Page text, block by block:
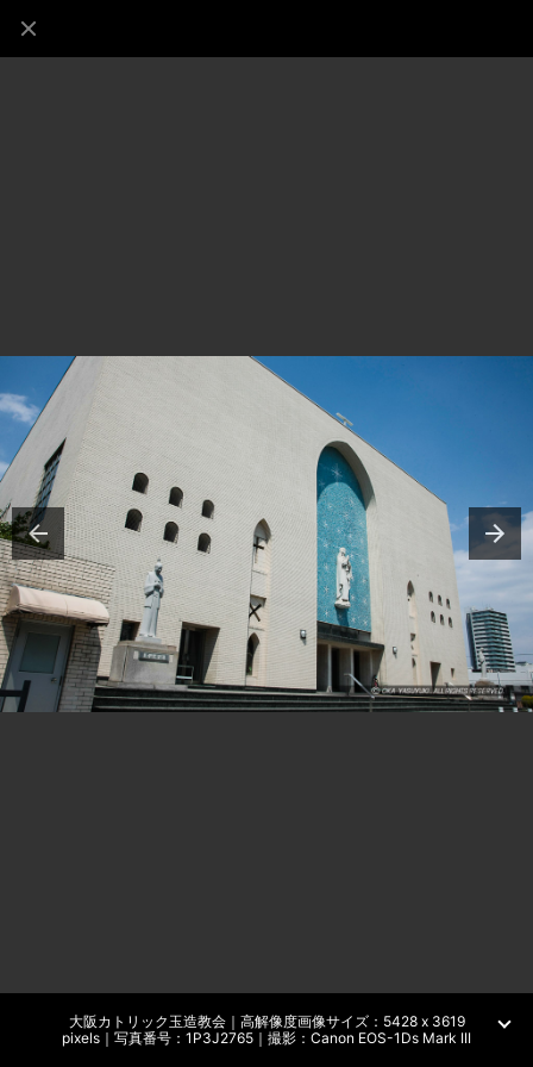
大阪カトリック玉造教会｜高解像度画像サイズ：5428 x 3619
pixels｜写真番号：1P3J2765｜撮影：Canon EOS-1Ds Mark III